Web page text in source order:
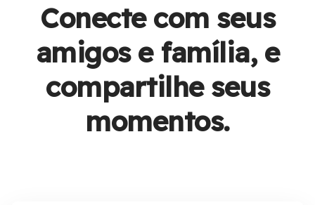
Conecte com seus
amigos e família, e
compartilhe seus
momentos.